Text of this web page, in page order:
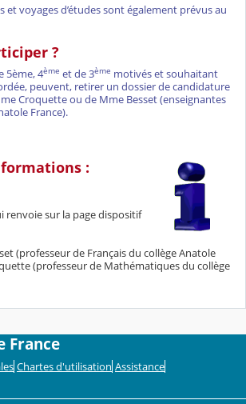
et voyages d’études sont également prévus au
?
5ème, 4ème et de 3ème motivés et souhaitant
peuvent, retirer un dossier de candidature
Croquette ou de Mme Besset (enseignantes
France).
:
renvoie sur la page dispositif
(professeur de Français du collège Anatole
(professeur de Mathématiques du collège
France
Chartes d'utilisation Assistance